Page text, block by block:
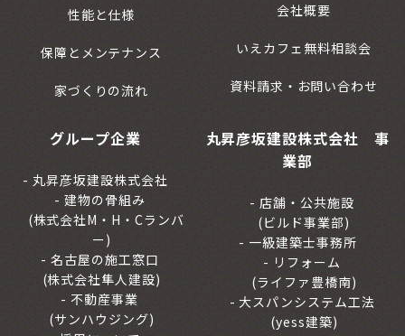
性能と仕様
保障とメンテナンス
家づくりの流れ
会社概要
いえカフェ無料相談会
資料請求・お問い合わせ
グループ企業
丸昇彦坂建設株式会社
建物の骨組み
(株式会社M・H・Cランバ
ー)
名古屋の施工窓口
(株式会社隼人建設)
不動産事業
(サンハウジング)
丸昇彦坂建設株式会社 事
業部
店舗・公共施設
(ビルド事業部)
一級建築士事務所
リフォーム
(ライファ豊橋南)
大スパンシステム工法
(yess建築)